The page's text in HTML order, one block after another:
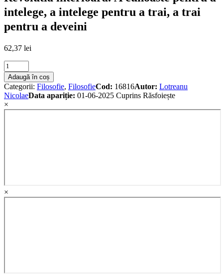
intelege, a intelege pentru a trai, a trai
pentru a deveini
62,37 lei
Revolutia
interioara.
A
cunoaste
pentru
a
pentru
a
Adaugă în coș
Categorii: Filosofie, FilosofieCod: 16816Autor: Lotreanu
NicolaeData apariție: 01-06-2025 Cuprins Răsfoiește
×
×